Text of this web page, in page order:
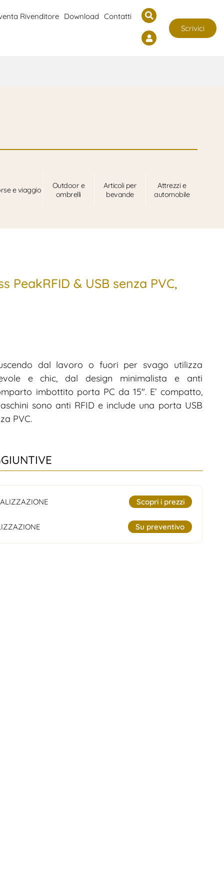
Rivenditore Download Contatti
Scrivici
e viaggio
Outdoor e
ombrelli
Articoli per
bevande
Attrezzi e
automobile
PeakRFID & USB senza PVC,
dal lavoro o fuori per svago utilizza
e chic, dal design minimalista e anti
imbottito porta PC da 15″. E’ compatto,
sono anti RFID e include una porta USB
PVC.
Scopri i prezzi
Su preventivo